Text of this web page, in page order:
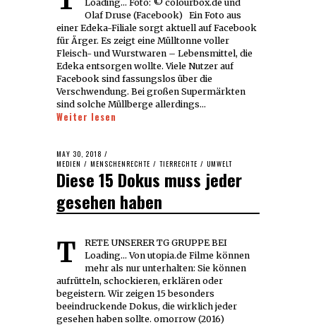
Loading... Foto: © colourbox.de und
Olaf Druse (Facebook) Ein Foto aus
einer Edeka-Filiale sorgt aktuell auf Facebook
für Ärger. Es zeigt eine Mülltonne voller
Fleisch- und Wurstwaren – Lebensmittel, die
Edeka entsorgen wollte. Viele Nutzer auf
Facebook sind fassungslos über die
Verschwendung. Bei großen Supermärkten
sind solche Müllberge allerdings…
Weiter lesen
POSTED
ON
MAY 30, 2018 MAY
30,
2018
MEDIEN / MENSCHENRECHTE / TIERRECHTE / UMWELT
Diese 15 Dokus muss jeder
gesehen haben
TRETE UNSERER TG GRUPPE BEI
Loading... Von utopia.de Filme können
mehr als nur unterhalten: Sie können
aufrütteln, schockieren, erklären oder
begeistern. Wir zeigen 15 besonders
beeindruckende Dokus, die wirklich jeder
gesehen haben sollte. omorrow (2016)